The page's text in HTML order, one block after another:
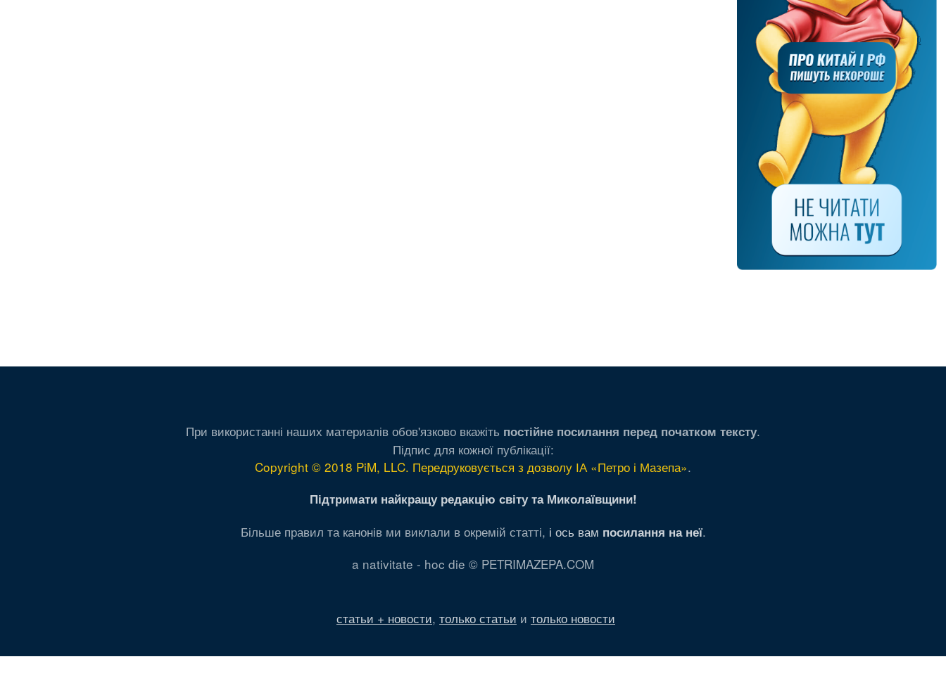
При використанні наших материалів обов'язково вкажіть постійне посилання перед початком тексту.
Підпис для кожної публікації:
Copyright © 2018 PiM, LLC. Передруковується з дозволу ІА «Петро і Мазепа».
Підтримати найкращу редакцію світу та Миколаївщини!
Більше правил та канонів ми виклали в окремій статті, і ось вам посилання на неї.
a nativitate - hoc die © PETRIMAZEPA.COM
статьи + новости, только статьи и только новости